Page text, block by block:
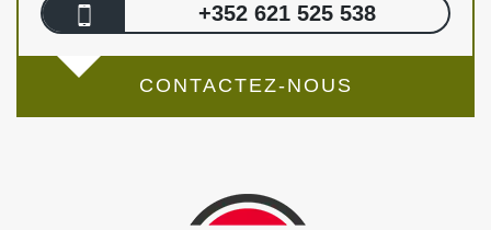
+352 621 525 538
CONTACTEZ-NOUS